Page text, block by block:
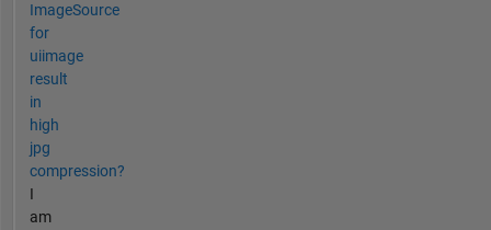
ImageSource
for
uiimage
result
in
high
jpg
compression?
I
am